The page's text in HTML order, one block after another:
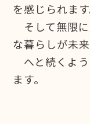
を感じられます
そして無限
な暮らしが未
へと続くよ
ます。